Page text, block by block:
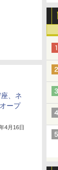
、ネ
ープ
4月16日